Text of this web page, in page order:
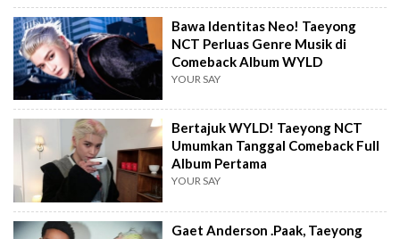
Bawa Identitas Neo! Taeyong
NCT Perluas Genre Musik di
Comeback Album WYLD
YOUR SAY
Bertajuk WYLD! Taeyong NCT
Umumkan Tanggal Comeback Full
Album Pertama
YOUR SAY
Gaet Anderson .Paak, Taeyong